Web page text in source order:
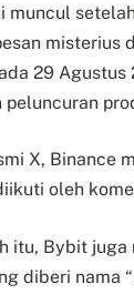
muncul
misterius
29 Agustus
X, Binance
oleh
itu, Bybit juga
diberi nama